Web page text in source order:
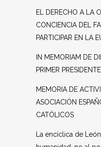
EL DERECHO A LA
CONCIENCIA DEL
PARTICIPAR EN LA
IN MEMORIAM DE
PRIMER
MEMORIA DE
ASOCIACIÓN
CATÓLICOS
La encíclica de